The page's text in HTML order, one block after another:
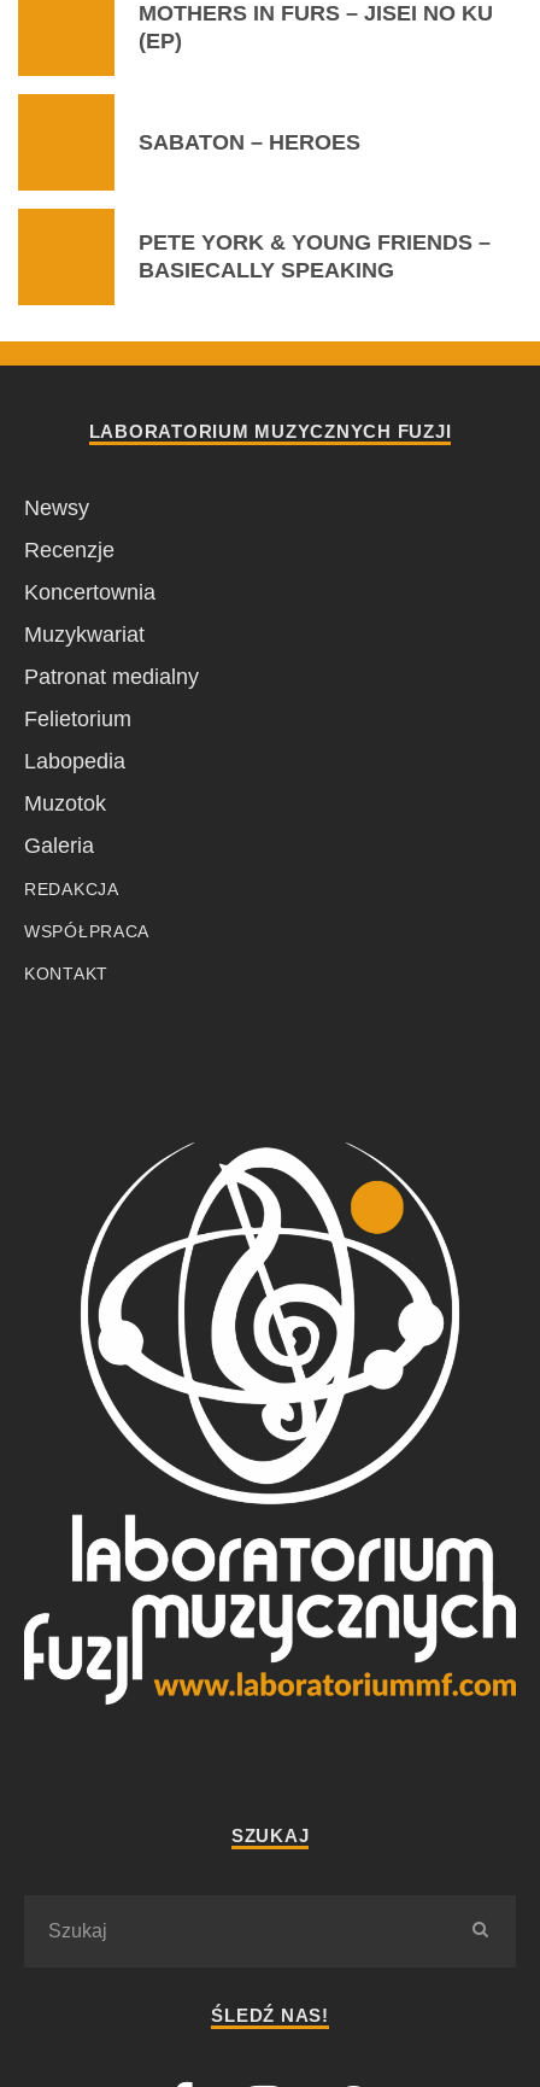
MOTHERS IN FURS – JISEI NO KU
(EP)
SABATON – HEROES
PETE YORK & YOUNG FRIENDS –
BASIECALLY SPEAKING
LABORATORIUM MUZYCZNYCH FUZJI
Newsy
Recenzje
Koncertownia
Muzykwariat
Patronat medialny
Felietorium
Labopedia
Muzotok
Galeria
REDAKCJA
WSPÓŁPRACA
KONTAKT
SZUKAJ
ŚLEDŹ NAS!